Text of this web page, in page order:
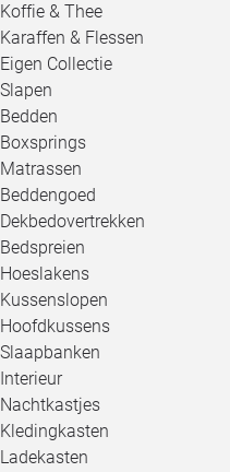
Koffie & Thee
Karaffen & Flessen
Eigen Collectie
Slapen
Bedden
Boxsprings
Matrassen
Beddengoed
Dekbedovertrekken
Bedspreien
Hoeslakens
Kussenslopen
Hoofdkussens
Slaapbanken
Interieur
Nachtkastjes
Kledingkasten
Ladekasten